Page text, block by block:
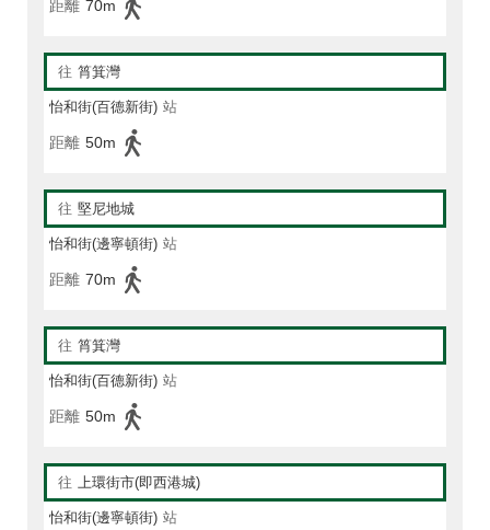
距離 70m
往 筲箕灣
怡和街(百德新街) 站
距離 50m
往 堅尼地城
怡和街(邊寧頓街) 站
距離 70m
往 筲箕灣
怡和街(百德新街) 站
距離 50m
往 上環街市(即西港城)
怡和街(邊寧頓街) 站